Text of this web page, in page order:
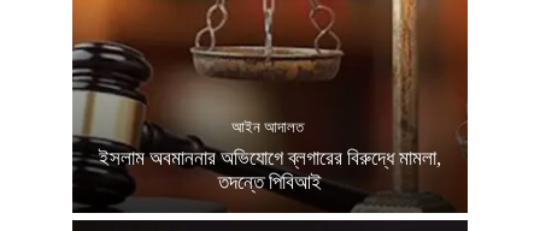
আইন আদালত
ইসলাম অবমাননার অভিযোগে ব্লগারের বিরুদ্ধে মামলা,
তদন্তে পিবিআই